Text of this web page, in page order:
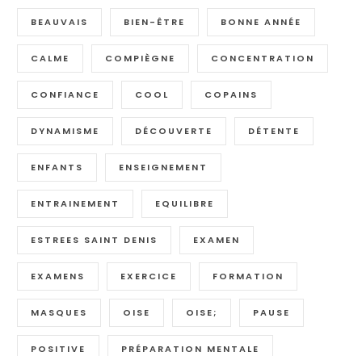
BEAUVAIS BIEN-ÊTRE BONNE ANNÉE
CALME COMPIÈGNE CONCENTRATION
CONFIANCE COOL COPAINS
DYNAMISME DÉCOUVERTE DÉTENTE
ENFANTS ENSEIGNEMENT
ENTRAINEMENT EQUILIBRE
ESTREES SAINT DENIS EXAMEN
EXAMENS EXERCICE FORMATION
MASQUES OISE OISE; PAUSE
POSITIVE PRÉPARATION MENTALE